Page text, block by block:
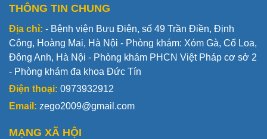
THÔNG TIN CHUNG
Địa chỉ: - Bệnh viện Bưu Điện, số 49 Trần Điền, Định
Công, Hoàng Mai, Hà Nội - Phòng khám: Xóm Gà, Cổ Loa,
Đông Anh, Hà Nội - Phòng khám PHCN Việt Pháp cơ sở 2
- Phòng khám đa khoa Đức Tín
Điện thoại: 0973932912
Email: zego2009@gmail.com
MẠNG XÃ HỘI